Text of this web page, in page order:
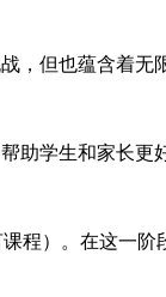
，但也蕴含着
助学生和家长更
程）。在这一